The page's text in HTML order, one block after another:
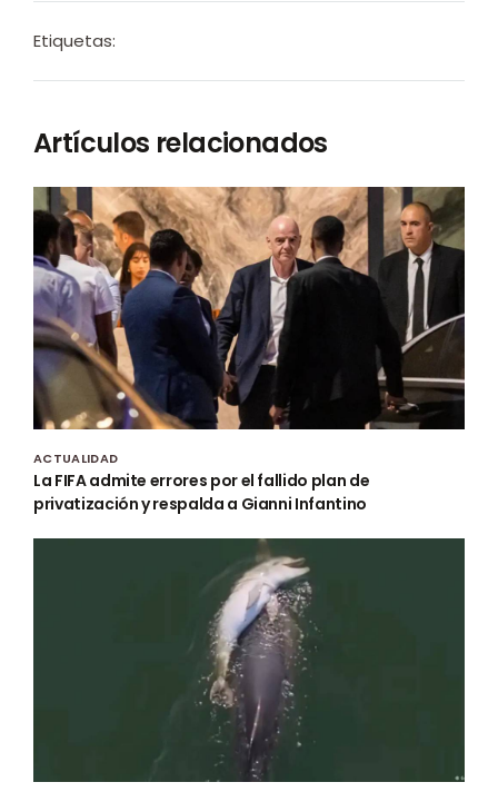
Etiquetas:
Artículos relacionados
ACTUALIDAD
La FIFA admite errores por el fallido plan de
privatización y respalda a Gianni Infantino